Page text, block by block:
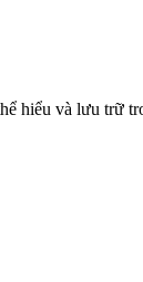
hiểu và lưu trữ